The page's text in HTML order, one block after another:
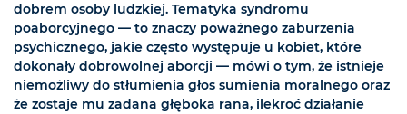
dobrem osoby ludzkiej. Tematyka syndromu
poaborcyjnego — to znaczy poważnego zaburzenia
psychicznego, jakie często występuje u kobiet, które
dokonały dobrowolnej aborcji — mówi o tym, że istnieje
niemożliwy do stłumienia głos sumienia moralnego oraz
że zostaje mu zadana głęboka rana, ilekroć działanie